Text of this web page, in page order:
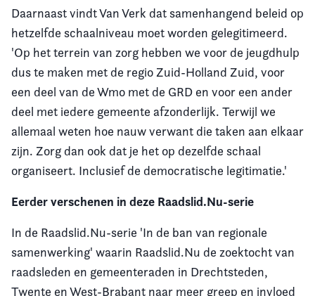
Daarnaast vindt Van Verk dat samenhangend beleid op
hetzelfde schaalniveau moet worden gelegitimeerd.
'Op het terrein van zorg hebben we voor de jeugdhulp
dus te maken met de regio Zuid-Holland Zuid, voor
een deel van de Wmo met de GRD en voor een ander
deel met iedere gemeente afzonderlijk. Terwijl we
allemaal weten hoe nauw verwant die taken aan elkaar
zijn. Zorg dan ook dat je het op dezelfde schaal
organiseert. Inclusief de democratische legitimatie.'
Eerder verschenen in deze Raadslid.Nu-serie
In de Raadslid.Nu-serie 'In de ban van regionale
samenwerking' waarin Raadslid.Nu de zoektocht van
raadsleden en gemeenteraden in Drechtsteden,
Twente en West-Brabant naar meer greep en invloed